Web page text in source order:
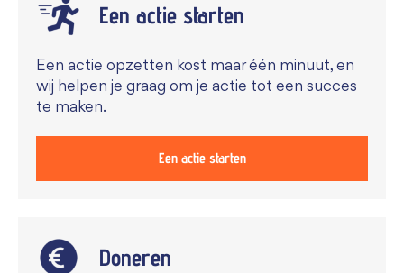
Een actie starten
Een actie opzetten kost maar één minuut, en
wij helpen je graag om je actie tot een succes
te maken.
Een actie starten
Doneren